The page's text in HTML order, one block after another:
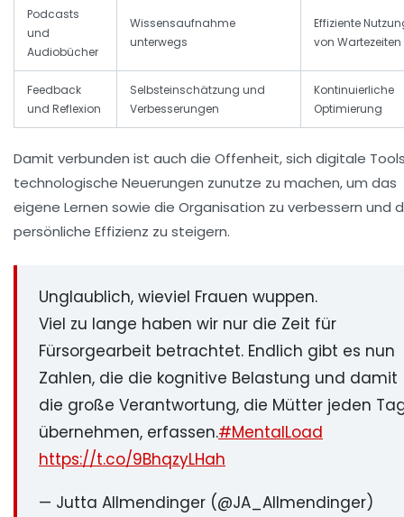
Podcasts
und
Audiobücher
Wissensaufnahme
unterwegs
Effiziente
von Wartezeiten
Feedback
und Reflexion
Selbsteinschätzung und
Verbesserungen
Kontinuierliche
Optimierung
Damit verbunden ist auch die Offenheit, sich digitale
technologische Neuerungen zunutze zu machen, um das
eigene Lernen sowie die Organisation zu verbessern und
persönliche Effizienz zu steigern.
Unglaublich, wieviel Frauen wuppen.
Viel zu lange haben wir nur die Zeit für
Fürsorgearbeit betrachtet. Endlich gibt es nun
Zahlen, die die kognitive Belastung und damit
die große Verantwortung, die Mütter jeden
übernehmen, erfassen.#MentalLoad
https://t.co/9BhqzyLHah
— Jutta Allmendinger (@JA_Allmendinger)